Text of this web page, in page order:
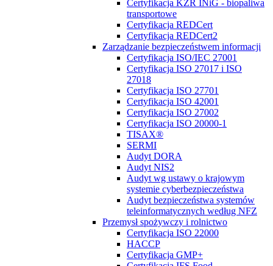
Certyfikacja KZR INiG - biopaliwa
transportowe
Certyfikacja REDCert
Certyfikacja REDCert2
Zarządzanie bezpieczeństwem informacji
Certyfikacja ISO/IEC 27001
Certyfikacja ISO 27017 i ISO
27018
Certyfikacja ISO 27701
Certyfikacja ISO 42001
Certyfikacja ISO 27002
Certyfikacja ISO 20000-1
TISAX®
SERMI
Audyt DORA
Audyt NIS2
Audyt wg ustawy o krajowym
systemie cyberbezpieczeństwa
Audyt bezpieczeństwa systemów
teleinformatycznych według NFZ
Przemysł spożywczy i rolnictwo
Certyfikacja ISO 22000
HACCP
Certyfikacja GMP+